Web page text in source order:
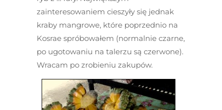
zainteresowaniem cieszyły się jednak
kraby mangrowe, które poprzednio na
Kosrae spróbowałem (normalnie czarne,
po ugotowaniu na talerzu są czerwone).
Wracam po zrobieniu zakupów.